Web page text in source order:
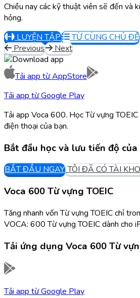
Chiều nay các kỹ thuật viên sẽ đến và
hỏng.
LUYỆN TẬP
TỪ CÙNG CHỦ ĐỀ
Previous
Next
Tải app từAppStore
Tải app từGoogle Play
Tải app Voca 600. Học Từ vựng
điện thoại của bạn.
Bắt đầu học và lưu tiến độ của
BẮT ĐẦU NGAY TÔI ĐÃ CÓ TÀI
Voca 600 Từ vựng TOEIC
Tăng nhanh vốn Từ vựng TOEIC chỉ
VOCA: 600 Từ vựng TOEIC dành cho
Tải ứng dụng Voca 600 Từ
Tải app từGoogle Play